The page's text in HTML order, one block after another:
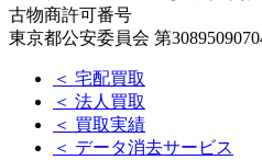
古物商許可番号
東京都公安委員会 第
＜ 宅配買取
＜ 法人買取
＜ 買取実績
＜ データ消去サービス